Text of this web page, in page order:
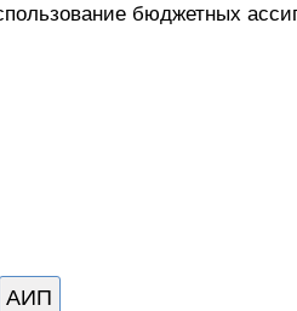
бюджетных
АИП